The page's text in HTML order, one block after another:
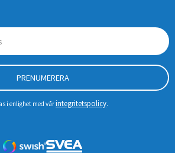
PRENUMERERA
i enlighet med vårintegritetspolicy.